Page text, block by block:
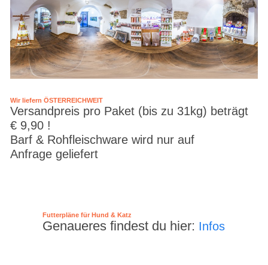
Wir liefern ÖSTERREICHWEIT
Versandpreis pro Paket (bis zu 31kg) beträgt
€ 9,90 !
Barf & Rohfleischware wird nur auf
Anfrage geliefert
Futterpläne für Hund & Katz
Genaueres findest du hier: Infos